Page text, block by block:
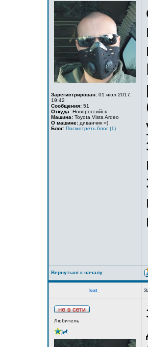
Зарегистрирован: 01 июл 2017,
19:42
Сообщения: 51
Откуда: Новороссийск
Машина: Toyota Vista Ardeo
О машине: диванчик =)
Блог: Посмотреть блог (1)
Вернуться к началу
kot_
Любитель